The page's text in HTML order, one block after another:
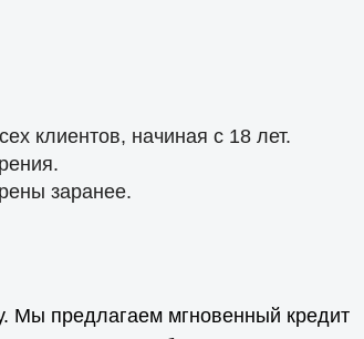
клиентов, начиная с 18 лет.
заранее.
Мы предлагаем мгновенный кредит